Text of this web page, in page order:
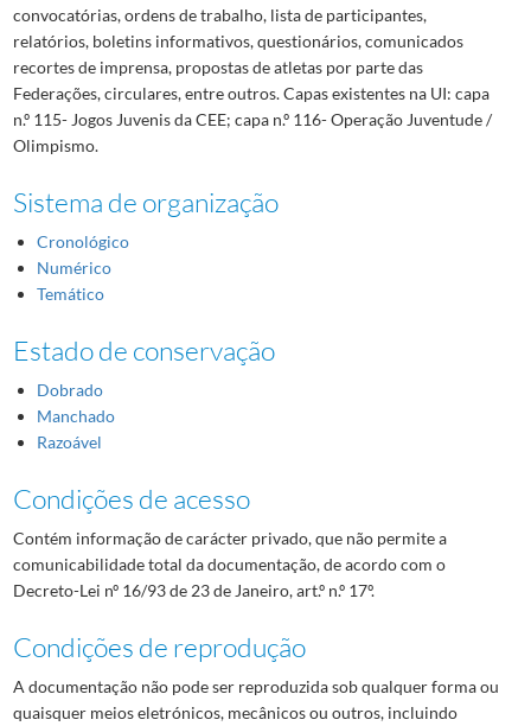
convocatórias, ordens de trabalho, lista de participantes,
relatórios, boletins informativos, questionários, comunicados
recortes de imprensa, propostas de atletas por parte das
Federações, circulares, entre outros. Capas existentes na UI: capa
n.º 115- Jogos Juvenis da CEE; capa n.º 116- Operação Juventude /
Olimpismo.
Sistema de organização
Cronológico
Numérico
Temático
Estado de conservação
Dobrado
Manchado
Razoável
Condições de acesso
Contém informação de carácter privado, que não permite a
comunicabilidade total da documentação, de acordo com o
Decreto-Lei nº 16/93 de 23 de Janeiro, art.º n.º 17º.
Condições de reprodução
A documentação não pode ser reproduzida sob qualquer forma ou
quaisquer meios eletrónicos, mecânicos ou outros, incluindo